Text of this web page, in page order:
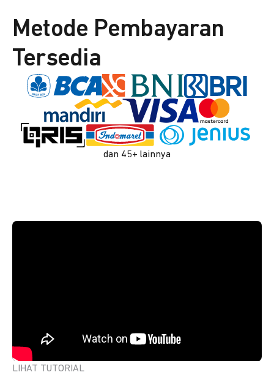
Metode Pembayaran
Tersedia
dan 45+ lainnya
LIHAT TUTORIAL